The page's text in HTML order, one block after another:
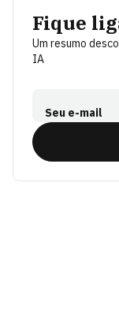
Fique
Um resumo
IA
Seu e-mail